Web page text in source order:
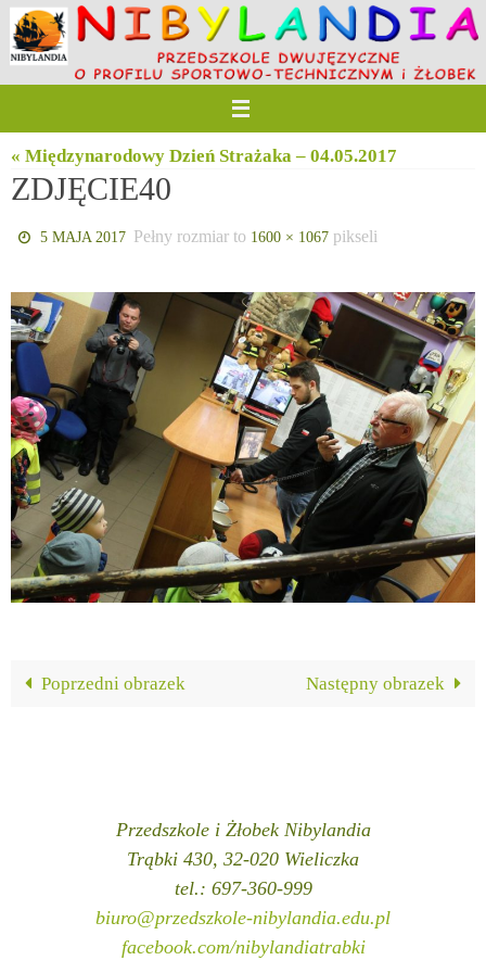
Przejdź
do
treści
« Międzynarodowy Dzień Strażaka – 04.05.2017
ZDJĘCIE40
5 MAJA 2017 Pełny rozmiar to 1600 × 1067 pikseli
Poprzedni obrazek Następny obrazek
Przedszkole i Żłobek Nibylandia
Trąbki 430, 32-020 Wieliczka
tel.: 697-360-999
biuro@przedszkole-nibylandia.edu.pl
facebook.com/nibylandiatrabki